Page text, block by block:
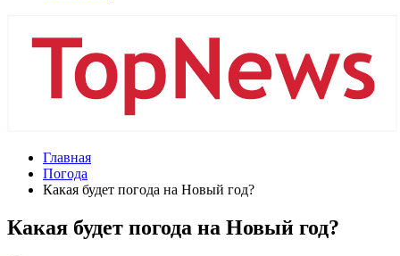
Главная
Погода
Какая будет погода на Новый год?
Какая будет погода на Новый год?